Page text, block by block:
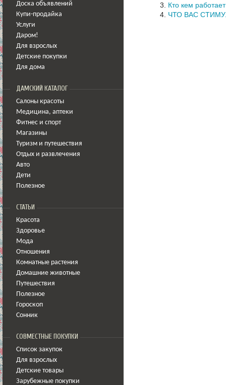
Доска объявлений
Купи-продайка
Услуги
Даром!
Для взрослых
Детские покупки
Для дома
ДАМСКИЙ КАТАЛОГ
Салоны красоты
Медицина, аптеки
Фитнес и спорт
Магазины
Туризм и путешествия
Отдых и развлечения
Авто
Дети
Полезное
СТАТЬИ
Красота
Здоровье
Мода
Отношения
Комнатные растения
Домашние животные
Путешествия
Полезное
Гороскоп
Сонник
СОВМЕСТНЫЕ ПОКУПКИ
Список закупок
Для взрослых
Детские товары
Зарубежные покупки
Кто кем работает
ЧТО ВАС